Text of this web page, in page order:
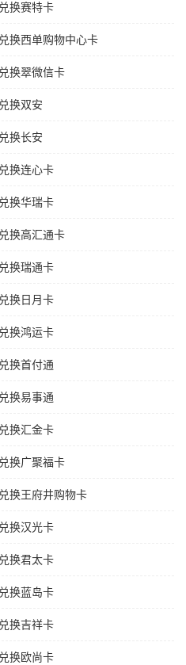
换赛特卡
换西单购物中心卡
换翠微信卡
换双安
换长安
换连心卡
换华瑞卡
换高汇通卡
换瑞通卡
换日月卡
换鸿运卡
换首付通
换易事通
换汇金卡
换广聚福卡
换王府井购物卡
换汉光卡
换君太卡
换蓝岛卡
换吉祥卡
换欧尚卡